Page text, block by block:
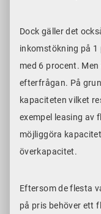
Dock gäller det
inkomstökning på
med 6 procent.
efterfrågan. På
kapaciteten vilket
exempel leasing av
möjliggöra
överkapacitet.
Eftersom de flesta
på pris behöver ett